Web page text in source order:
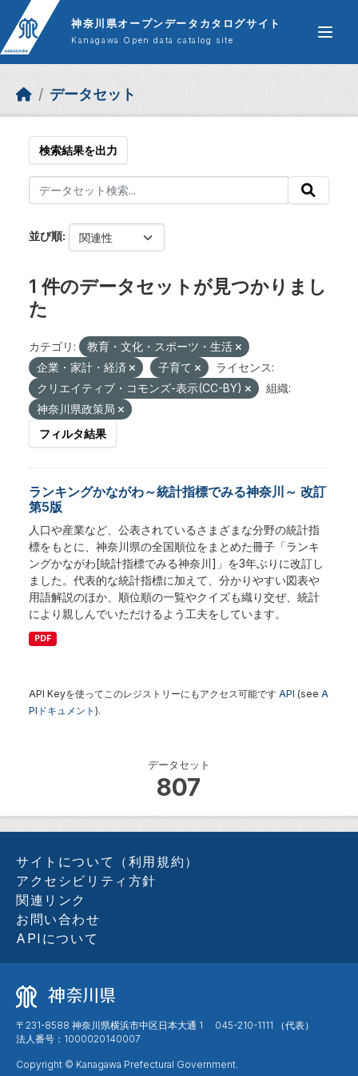
Skip to main content
神奈川県オープンデータカタログサイト
Kanagawa Open data catalog site
データセット
データセット
807
検索結果を出力
並び順
1 件のデータセットが見つかりまし
た
カテゴリ:
教育・文化・スポーツ・生活
企業・家計・経済
子育て
ライセンス:
クリエイティブ・コモンズ-表示(CC-BY)
組織:
神奈川県政策局
フィルタ結果
ランキングかながわ～統計指標でみる神奈川～ 改訂
第5版
人口や産業など、公表されているさまざまな分野の統計指
標をもとに、神奈川県の全国順位をまとめた冊子「ランキ
ングかながわ[統計指標でみる神奈川]」を3年ぶりに改訂し
ました。代表的な統計指標に加えて、分かりやすい図表や
用語解説のほか、順位順の一覧やクイズも織り交ぜ、統計
により親しんでいただけるよう工夫をしています。
PDF
API Keyを使ってこのレジストリーにもアクセス可能です API (see A
PIドキュメント ).
サイトについて（利用規約）
アクセシビリティ方針
関連リンク
お問い合わせ
APIについて
〒231-8588 神奈川県横浜市中区日本大通 1 045-210-1111 （代表）
法人番号：1000020140007
Copyright © Kanagawa Prefectural Government.